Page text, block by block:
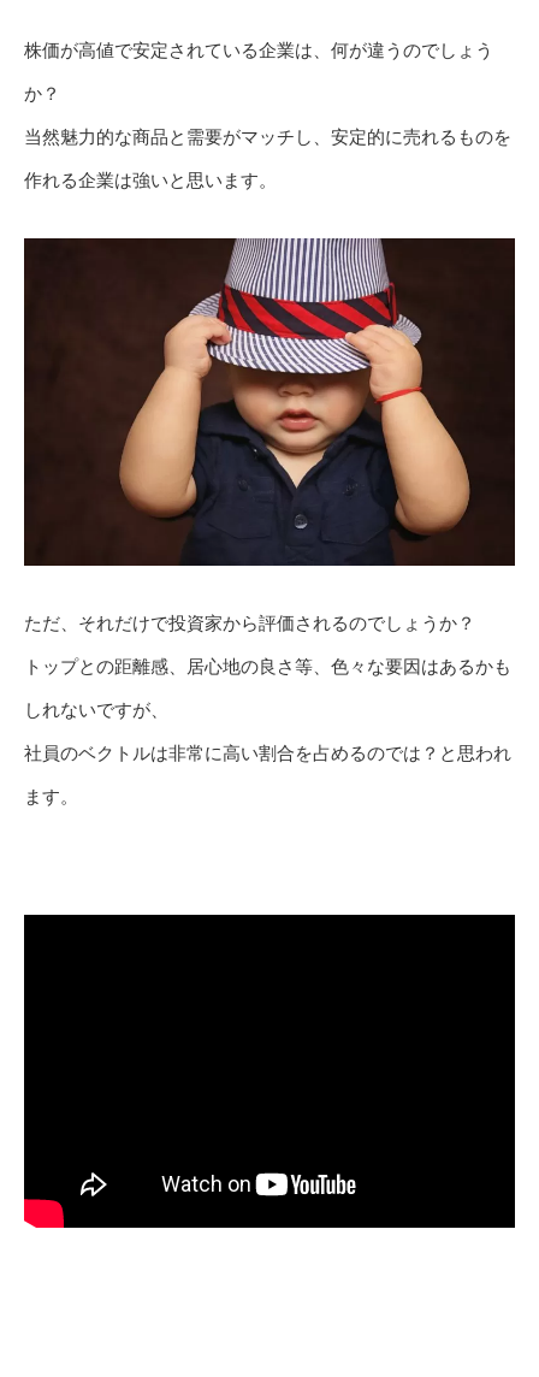
株価が高値で安定されている企業は、何が違うのでしょう
か？
当然魅力的な商品と需要がマッチし、安定的に売れるものを
作れる企業は強いと思います。
ただ、それだけで投資家から評価されるのでしょうか？
トップとの距離感、居心地の良さ等、色々な要因はあるかも
しれないですが、
社員のベクトルは非常に高い割合を占めるのでは？と思われ
ます。